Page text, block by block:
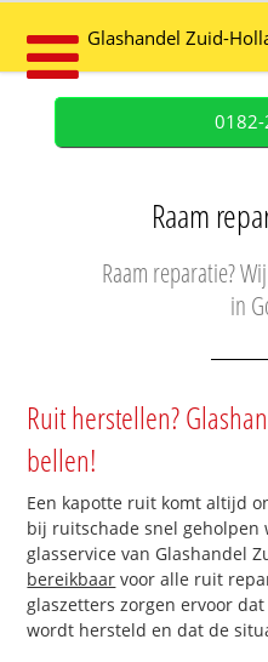
Glashandel Zuid-
Raam
Raam reparatie?
in
Ruit herstellen?
bellen!
Een kapotte ruit komt altijd
bij ruitschade snel geholpen
glasservice van Glashandel
bereikbaar voor alle ruit
glaszetters zorgen ervoor
wordt hersteld en dat de